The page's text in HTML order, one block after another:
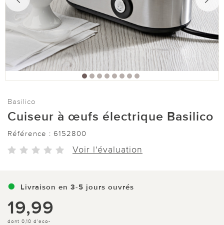
Basilico
Cuiseur à œufs électrique Basilico
Référence : 6152800
Voir l'évaluation
Livraison en 3-5 jours ouvrés
19,99
dont 0,10 d'eco-